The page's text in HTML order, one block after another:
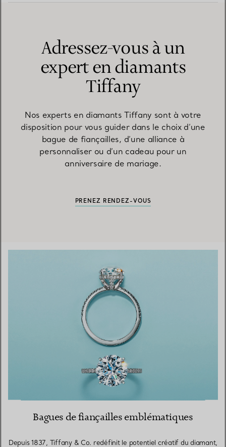
Adressez-vous à un
expert en diamants
Tiffany
Nos experts en diamants Tiffany sont à votre
disposition pour vous guider dans le choix d’une
bague de fiançailles, d’une alliance à
personnaliser ou d’un cadeau pour un
anniversaire de mariage.
PRENEZ RENDEZ-VOUS
Bagues de fiançailles emblématiques
Depuis 1837, Tiffany & Co. redéfinit le potentiel créatif du diamant,